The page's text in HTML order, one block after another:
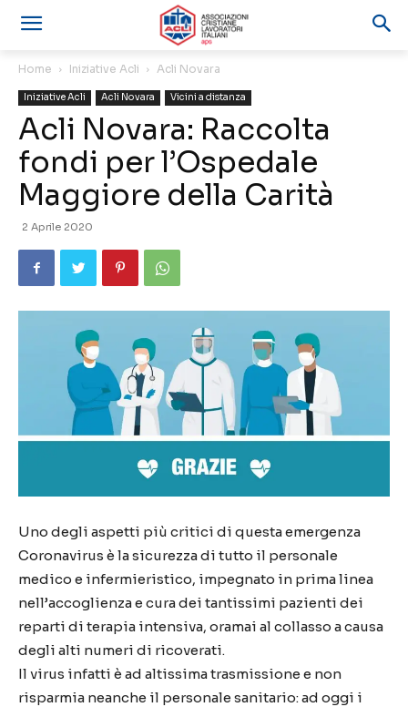
Home Iniziative Acli Acli Novara
Iniziative Acli Acli Novara Vicini a distanza
Acli Novara: Raccolta
fondi per l’Ospedale
Maggiore della Carità
2 Aprile 2020
Uno degli aspetti più critici di questa emergenza
Coronavirus è la sicurezza di tutto il personale
medico e infermieristico, impegnato in prima linea
nell’accoglienza e cura dei tantissimi pazienti dei
reparti di terapia intensiva, oramai al collasso a causa
degli alti numeri di ricoverati.
Il virus infatti è ad altissima trasmissione e non
risparmia neanche il personale sanitario: ad oggi i